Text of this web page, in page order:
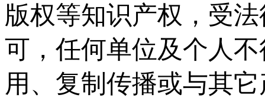
版权等知识产权，受
可，任何单位及个人
用、复制传播或与其